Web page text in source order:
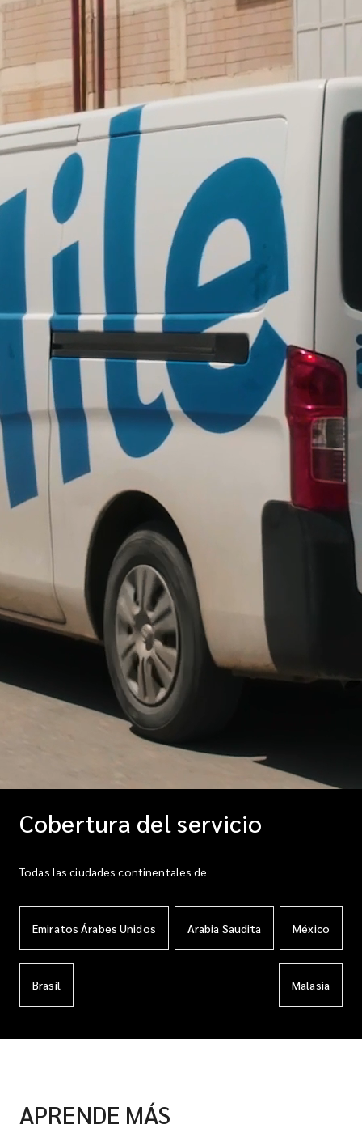
Cobertura del servicio
Todas las ciudades continentales de
Emiratos Árabes Unidos Arabia Saudita México
Brasil Malasia
APRENDE MÁS